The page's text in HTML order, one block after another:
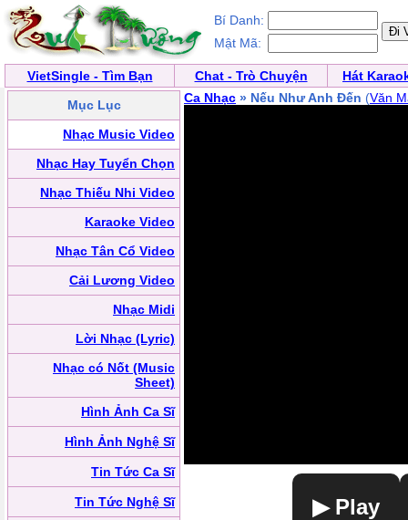
Bí Danh:
Mật Mã:
VietSingle - Tìm Bạn Chat - Trò Chuyện
Hát
Mục Lục
Nhạc Music Video
Nhạc Hay Tuyển Chọn
Nhạc Thiếu Nhi Video
Karaoke Video
Nhạc Tân Cổ Video
Cải Lương Video
Nhạc Midi
Lời Nhạc (Lyric)
Nhạc có Nốt (Music
Sheet)
Hình Ảnh Ca Sĩ
Hình Ảnh Nghệ Sĩ
Tin Tức Ca Sĩ
Tin Tức Nghệ Sĩ
Ca Nhạc » Nếu Như Anh Đến (Văn
▶ Play